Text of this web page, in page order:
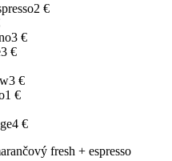
2 €
3 €
3 €
3 €
1 €
4 €
fresh + espresso